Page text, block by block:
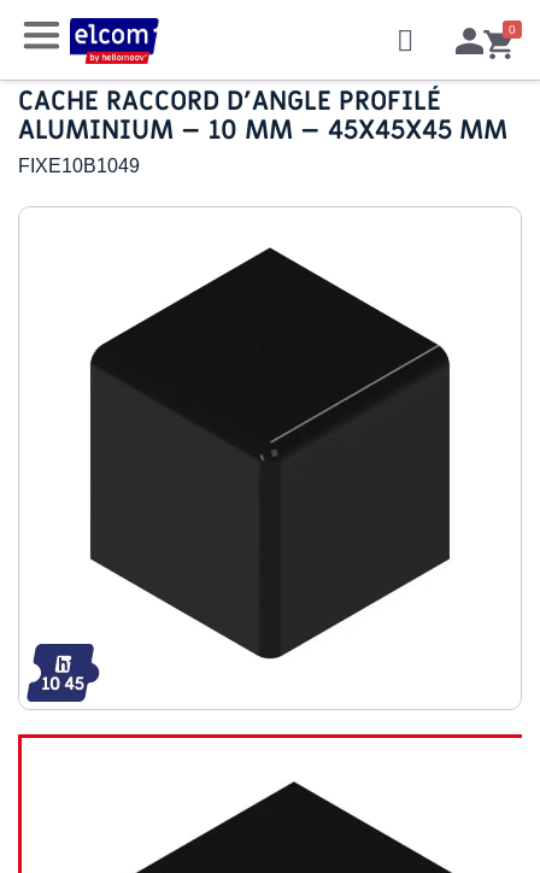
CACHE RACCORD D’ANGLE PROFILÉ
ALUMINIUM – 10 MM – 45X45X45 MM
FIXE10B1049